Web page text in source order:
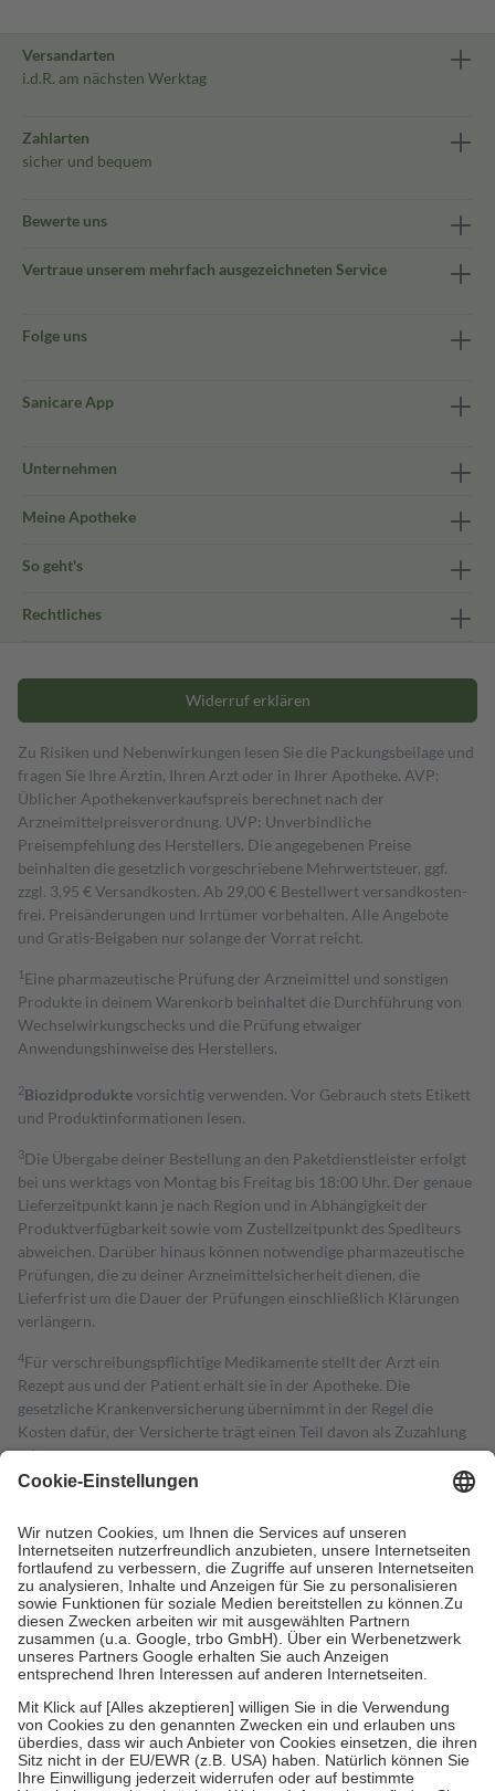
Versandarten
i.d.R. am nächsten Werktag
Zahlarten
sicher und bequem
Bewerte uns
Vertraue unserem mehrfach ausgezeichneten Service
Folge uns
Sanicare App
Unternehmen
Meine Apotheke
So geht's
Rechtliches
Widerruf erklären
Zu Risiken und Nebenwirkungen lesen Sie die Packungsbeilage und
fragen Sie Ihre Ärztin, Ihren Arzt oder in Ihrer Apotheke. AVP:
Üblicher Apothekenverkaufspreis berechnet nach der
Arzneimittelpreisverordnung. UVP: Unverbindliche
Preisempfehlung des Herstellers. Die angegebenen Preise
beinhalten die gesetzlich vorgeschriebene Mehrwertsteuer, ggf.
zzgl. 3,95 € Versandkosten. Ab 29,00 € Bestell­wert versand­kosten­
frei. Preisänderungen und Irrtümer vorbehalten. Alle Angebote
und Gratis-Beigaben nur solange der Vorrat reicht.
1 Eine pharmazeutische Prüfung der Arzneimittel und sonstigen
Produkte in deinem Warenkorb beinhaltet die Durchführung von
Wechselwirkungschecks und die Prüfung etwaiger
Anwendungshinweise des Herstellers.
2Biozidproduktevorsichtig verwenden. Vor Gebrauch stets Etikett
und Produktinformationen lesen.
3Die Übergabe deiner Bestellung an den Paketdienstleister erfolgt
bei uns werktags von Montag bis Freitag bis 18:00 Uhr. Der genaue
Lieferzeitpunkt kann je nach Region und in Abhängigkeit der
Produktverfügbarkeit sowie vom Zustellzeitpunkt des Spediteurs
abweichen. Darüber hinaus können notwendige pharmazeutische
Prüfungen, die zu deiner Arzneimittelsicherheit dienen, die
Lieferfrist um die Dauer der Prüfungen einschließlich Klärungen
verlängern.
4Für verschreibungspflichtige Medikamente stellt der Arzt ein
Rezept aus und der Patient erhält sie in der Apotheke. Die
gesetzliche Krankenversicherung übernimmt in der Regel die
Kosten dafür, der Versicherte trägt einen Teil davon als Zuzahlung
mit.
Grundsätzlich leisten Mitglieder Zuzahlungen in Höhe von zehn
höchstens zehn Euro.
Es sind jedoch nie mehr als die tatsächlichen
Kosten der Leistung zu entrichten.
Diese Regeln gelten grundsätzlich auch für Online-Apotheken.
Bei Heilmitteln und häuslicher Krankenpflege beträgt die
Zuzahlung zehn Prozent der Kosten sowie zehn Euro je
Verordnung.
Um das Engagement der Versicherten für ihre eigene Gesundheit zu
stärken und die besondere Stellung der Familie zu unterstützen,
fallenkeine Zuzahlungenan bei:
• Kindern und Jugendlichen bis zum vollendeten 18. Lebensjahr
mit Ausnahme der Fahrkosten
• Untersuchungen zur Vorsorge und Früherkennung, die von der